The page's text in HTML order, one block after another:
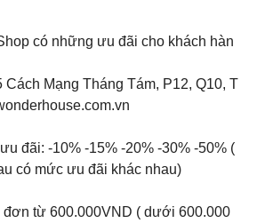
có những ưu đãi cho khách hàn
Cách Mạng Tháng Tám, P12, Q10, T
đãi: -10% -15% -20% -30% -50% (
có mức ưu đãi khác nhau)
đơn từ 600.000VND ( dưới 600.000